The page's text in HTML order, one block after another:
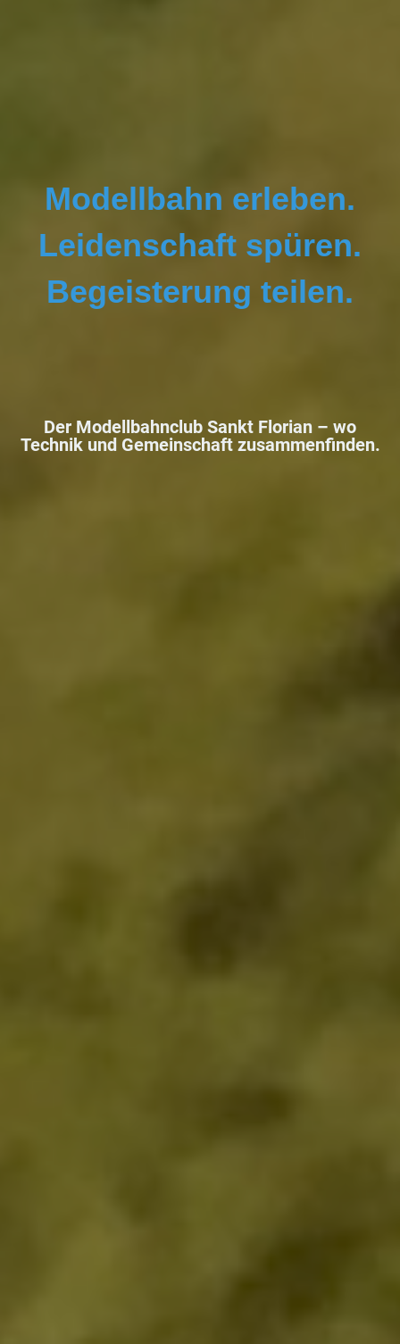
Modellbahn erleben.
Leidenschaft spüren.
Begeisterung teilen.
Der Modellbahnclub Sankt Florian – wo
Technik und Gemeinschaft zusammenfinden.